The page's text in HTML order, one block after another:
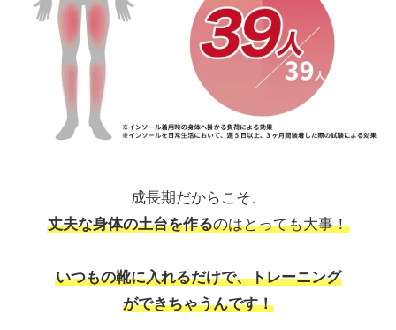
成長期だからこそ、
丈夫な身体の土台を作るのはとっても大事！
いつもの靴に入れるだけで、トレーニング
ができちゃうんです！